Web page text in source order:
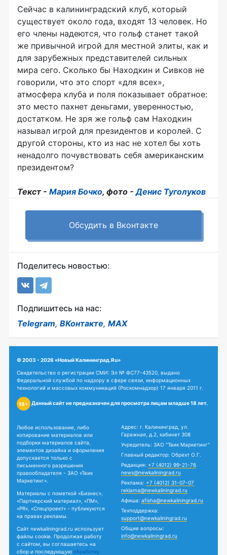
Сейчас в калининградский клуб, который
существует около года, входят 13 человек. Но
его члены надеются, что гольф станет такой
же привычной игрой для местной элиты, как и
для зарубежных представителей сильных
мира сего. Сколько бы Находкин и Сивков не
говорили, что это спорт «для всех»,
атмосфера клуба и поля показывает обратное:
это место пахнет деньгами, уверенностью,
достатком. Не зря же гольф сам Находкин
называл игрой для президентов и королей. С
другой стороны, кто из нас не хотел бы хоть
ненадолго почувствовать себя американским
президентом?
Текст - Мария Бочко, фото -Денис Туголуков
Обсудить в Вконтакте
Поделитесь новостью:
Подпишитесь на нас:
Telegram, ВКонтакте, MAX
© 2003 - 2026 «Новый Калининград.Ru»
Свидетельство о регистрации СМИ: Эл № ФС77-43520, выдано
Федеральной службой по надзору в сфере связи, информационных
технологий и массовых коммуникаций (Роскомнадзор) 17 января 2011 г.
18+ Данный сайт не предназначен для просмотра лицам младше 18 лет.
Любое использование, либо
копирование материалов или
подборки материалов сайта,
элементов дизайна и оформления
допускается только с
письменного разрешения
правообладателя - ЗАО «Твик
Маркетинг».
Материалы с пометкой «Бизнес»,
«Партнерский материал», «ПМ»,
«PR», «Спецпроект» - публикуются
на правах рекламы.
Сайт newkaliningrad.ru использует
файлы cookie. Продолжая работу
с сайтом, вы соглашаетесь на
сбор и последующую обработку
Адрес: г. Калининград, ул.
Гаражная, д.2, кабинет 308
Учредитель: ЗАО "Твик Маркетинг"
Главный редактор: Обрехт О.Г.
Редакция: +7 (4012) 99-21-76
news@newkaliningrad.ru
Реклама: +7 (4012) 31-07-07
reklama@newkaliningrad.ru
Афиша: afisha@newkaliningrad.ru
Техподдержка:
support@newkaliningrad.ru
Общие вопросы:
info@newkaliningrad.ru